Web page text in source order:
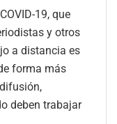
19, que
y otros
a distancia es
forma más
deben trabajar